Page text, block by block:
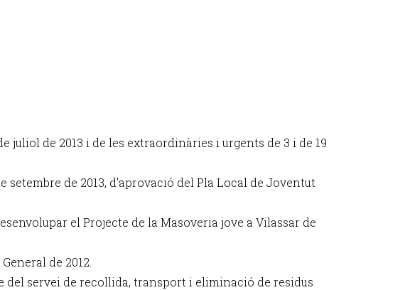
juliol de 2013 i de les extraordinàries i urgents de 3 i de 19
setembre de 2013, d’aprovació del Pla Local de Joventut
el Projecte de la Masoveria jove a Vilassar de
de 2012.
del servei de recollida, transport i eliminació de residus